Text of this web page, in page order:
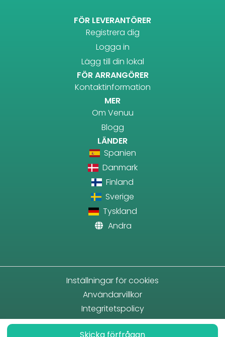
FÖR LEVERANTÖRER
Registrera dig
Logga in
Lägg till din lokal
FÖR ARRANGÖRER
Kontaktinformation
MER
Om Venuu
Blogg
LÄNDER
Spanien
Danmark
Finland
Sverige
Tyskland
Andra
Inställningar för cookies
Användarvillkor
Integritetspolicy